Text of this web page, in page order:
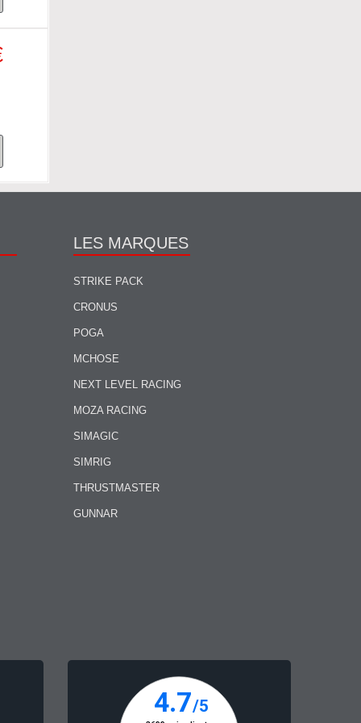
LES MARQUES
STRIKE PACK
CRONUS
POGA
MCHOSE
NEXT LEVEL RACING
MOZA RACING
SIMAGIC
SIMRIG
THRUSTMASTER
GUNNAR